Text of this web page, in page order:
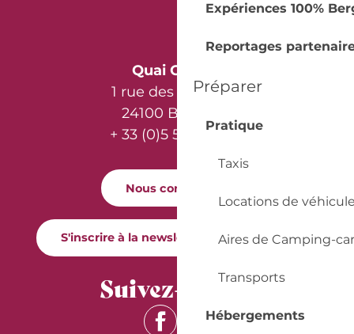
Expériences 100%
Reportages
Préparer
Pratique
Taxis
Locations de
Aires de Camping-car
Transports
Hébergements
Quai Cyrano
1 rue des Récollets
24100 Bergerac
+ 33 (0)5 53 57 03 11
Nous contacter
S'inscrire à la newsletter Quai Cyrano
Suivez-nous !